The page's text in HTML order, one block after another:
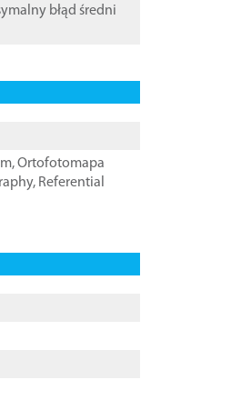
błąd średni
,Ortofotomapa
, Referential